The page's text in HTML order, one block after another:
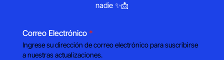
nadie ✨📩
Correo Electrónico *
Ingrese su dirección de correo electrónico para suscribirse
a nuestras actualizaciones.